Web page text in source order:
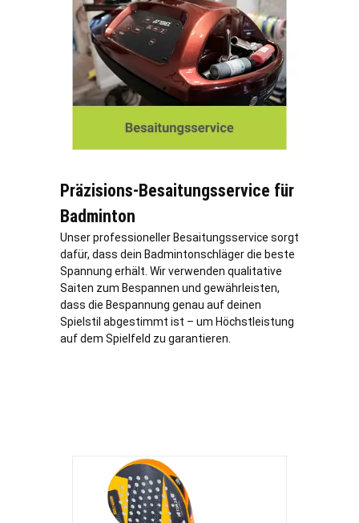
Präzisions-Besaitungsservice für
Badminton
Unser professioneller Besaitungsservice sorgt
dafür, dass dein Badmintonschläger die beste
Spannung erhält. Wir verwenden qualitative
Saiten zum Bespannen und gewährleisten,
dass die Bespannung genau auf deinen
Spielstil abgestimmt ist – um Höchstleistung
auf dem Spielfeld zu garantieren.